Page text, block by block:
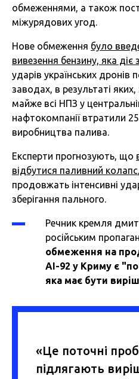
обмеженнями, а також
міжурядових угод.
Нове обмеження було
вивезення бензину, яка діє
ударів українських
заводах, в результаті
майже всі НПЗ у
нафтокомпанії втратили
виробництва палива.
Експерти прогнозують, що
відбутися паливний колапс
продовжать інтенсивні
зберігання пального.
Речник кремля
російським
обмеження на
АІ-92 у Криму є
яка має бути
«Це поточні
підлягають